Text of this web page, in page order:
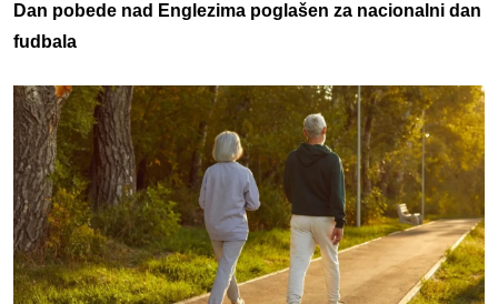
Dan pobede nad Englezima poglašen za nacionalni dan
fudbala